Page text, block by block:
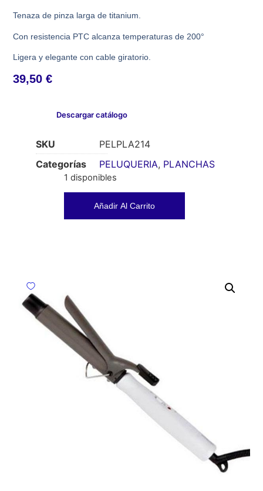
Tenaza de pinza larga de titanium.
Con resistencia PTC alcanza temperaturas de 200°
Ligera y elegante con cable giratorio.
39,50€
Descargar catálogo
SKU
PELPLA214
Categorías
PELUQUERIA, PLANCHAS
1 disponibles
Añadir Al Carrito